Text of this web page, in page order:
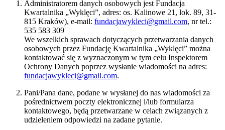
Administratorem danych osobowych jest Fundacja
Kwartalnika „Wyklęci”, adres: os. Kalinowe 21, lok. 89, 31-
815 Kraków), e-mail: fundacjawykleci@gmail.com, nr tel.:
535 583 309
We wszelkich sprawach dotyczących przetwarzania danych
osobowych przez Fundację Kwartalnika „Wyklęci” można
kontaktować się z wyznaczonym w tym celu Inspektorem
Ochrony Danych poprzez wysłanie wiadomości na adres:
fundacjawykleci@gmail.com.
Pani/Pana dane, podane w wysłanej do nas wiadomości za
pośrednictwem poczty elektronicznej i/lub formularza
kontaktowego, będą przetwarzane w celach związanych z
udzieleniem odpowiedzi na zadane pytanie.